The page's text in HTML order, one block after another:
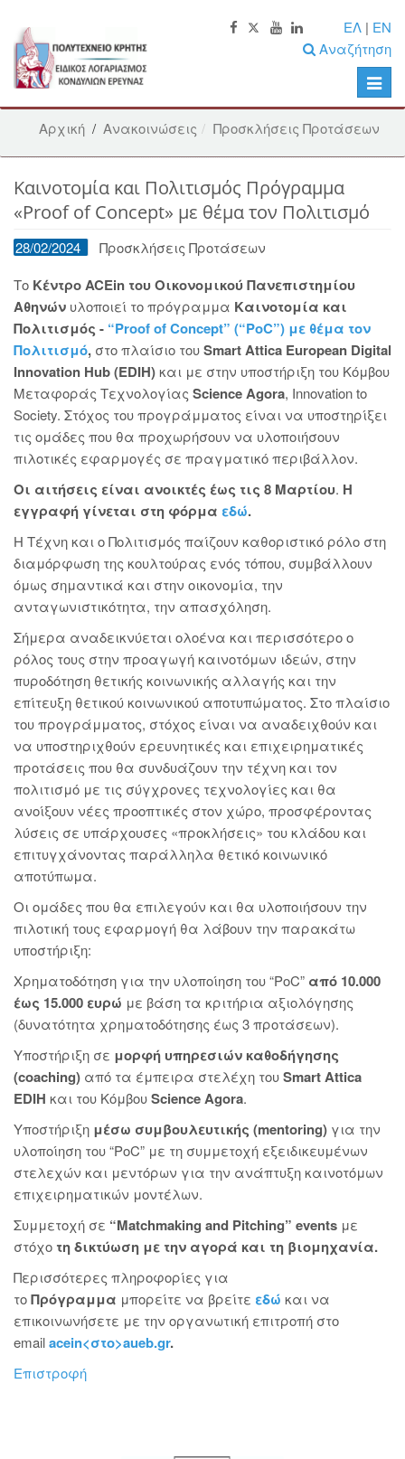
ΕΛ | EN
Αναζήτηση
Toggle
Αρχική / Ανακοινώσεις Προσκλήσεις Προτάσεων
Καινοτομία και Πολιτισμός Πρόγραμμα
«Proof of Concept» με θέμα τον Πολιτισμό
28/02/2024
Προσκλήσεις Προτάσεων
Το Κέντρο ACEin του Οικονομικού Πανεπιστημίου
Αθηνών υλοποιεί το πρόγραμμα Καινοτομία και
Πολιτισμός - “Proof of Concept” (“PoC”) με θέμα τον
Πολιτισμό, στο πλαίσιο τουSmart Attica European Digital
Innovation Hub (EDIH)και με στην υποστήριξη του Κόμβου
Μεταφοράς Τεχνολογίας Science Agora, Innovation to
Society. Στόχος του προγράμματος είναι να υποστηρίξει
τις ομάδες που θα προχωρήσουν να υλοποιήσουν
πιλοτικές εφαρμογές σε πραγματικό περιβάλλον.
Οι αιτήσεις είναι ανοικτές έως τις 8 Μαρτίου. Η
εγγραφή γίνεται στη φόρμα εδώ.
Η Τέχνη και ο Πολιτισμός παίζουν καθοριστικό ρόλο στη
διαμόρφωση της κουλτούρας ενός τόπου, συμβάλλουν
όμως σημαντικά και στην οικονομία, την
ανταγωνιστικότητα, την απασχόληση.
Σήμερα αναδεικνύεται ολοένα και περισσότερο ο
ρόλος τους στην προαγωγή καινοτόμων ιδεών, στην
πυροδότηση θετικής κοινωνικής αλλαγής και την
επίτευξη θετικού κοινωνικού αποτυπώματος. Στο πλαίσιο
του προγράμματος, στόχος είναι να αναδειχθούν και
να υποστηριχθούν ερευνητικές και επιχειρηματικές
προτάσεις που θα συνδυάζουν την τέχνη και τον
πολιτισμό με τις σύγχρονες τεχνολογίες και θα
ανοίξουν νέες προοπτικές στον χώρο, προσφέροντας
λύσεις σε υπάρχουσες «προκλήσεις» του κλάδου και
επιτυγχάνοντας παράλληλα θετικό κοινωνικό
αποτύπωμα.
Οι ομάδες που θα επιλεγούν και θα υλοποιήσουν την
πιλοτική τους εφαρμογή θα λάβουν την παρακάτω
υποστήριξη:
Χρηματοδότηση για την υλοποίηση του “PoC” από 10.000
έως 15.000 ευρώ με βάση τα κριτήρια αξιολόγησης
(δυνατότητα χρηματοδότησης έως 3 προτάσεων).
Υποστήριξη σε μορφή υπηρεσιών καθοδήγησης
(coaching) από τα έμπειρα στελέχη τουSmart Attica
EDIH και του ΚόμβουScience Agora.
Υποστήριξη μέσω συμβουλευτικής (mentoring) για την
υλοποίηση του “PoC” με τη συμμετοχή εξειδικευμένων
στελεχών και μεντόρων για την ανάπτυξη καινοτόμων
επιχειρηματικών μοντέλων.
Συμμετοχή σε “Matchmaking and Pitching” events με
στόχο τη δικτύωση με την αγορά και τη βιομηχανία.
Περισσότερες πληροφορίες για
τοΠρόγραμμα μπορείτε να βρείτε εδώ και να
επικοινωνήσετε με την οργανωτική επιτροπή στο
emailacein<στο>aueb.gr.
Επιστροφή